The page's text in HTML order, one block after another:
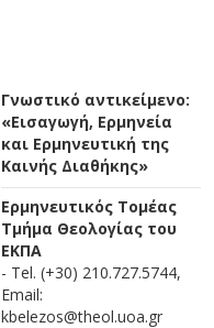
Γνωστικό αντικείμενο:
«Εισαγωγή, Ερμηνεία
και Ερμηνευτική της
Καινής Διαθήκης»
Ερμηνευτικός Τομέας
Τμήμα Θεολογίας του
ΕΚΠΑ
- Τel. (+30) 210.727.5744,
Email:
kbelezos@theol.uoa.gr